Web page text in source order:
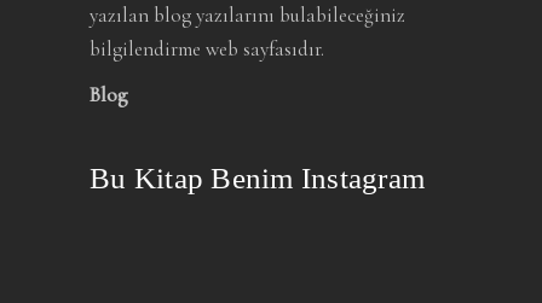
yazılan blog yazılarını bulabileceğiniz
bilgilendirme web sayfasıdır.
Blog
Bu Kitap Benim Instagram